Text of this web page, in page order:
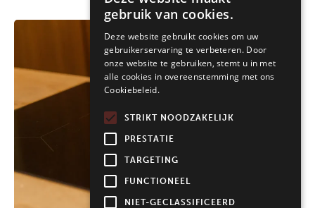
gebruik van cookies.
Deze website gebruikt cookies om uw
gebruikerservaring te verbeteren. Door
onze website te gebruiken, stemt u in met
alle cookies in overeenstemming met ons
Cookiebeleid.
STRIKT NOODZAKELIJK
PRESTATIE
TARGETING
FUNCTIONEEL
NIET-GECLASSIFICEERD